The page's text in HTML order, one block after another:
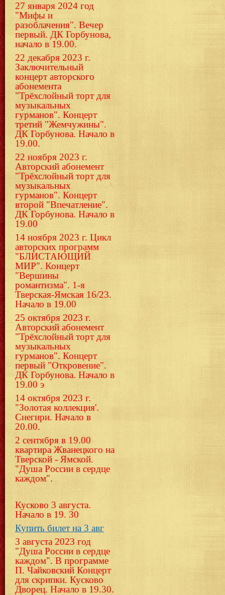
27 января 2024 год
"Мифы и
разоблачения". Вечер
первый. ДК Горбунова,
начало в 19.00.
22 декабря 2023 г.
Заключительный
концерт авторского
абонемента
"Трёхслойный торт для
музыкальных
гурманов". Концерт
третий "Жемчужины".
ДК Горбунова. Начало в
19.00.
22 ноября 2023 г.
Авторский абонемент
"Трёхслойный торт для
музыкальных
гурманов". Концерт
второй "Впечатление".
ДК Горбунова. Начало в
19.00
14 ноября 2023 г. Цикл
авторских программ
"БЛИСТАЮЩИЙ
МИР". Концерт
"Вершины
романтизма". 1-я
Тверская-Ямская 16/23.
Начало в 19.00
25 октября 2023 г.
Авторский абонемент
"Трёхслойный торт для
музыкальных
гурманов". Концерт
первый "Откровение".
ДК Горбунова. Начало в
19.00 э
14 октября 2023 г.
"Золотая коллекция'.
Снегири. Начало в
20.00.
2 сентября в 19.00
квартира Жванецкого на
Тверской - Ямской.
"Душа России в сердце
каждом".
Кусково 3 августа.
Начало в 19. 30
Купить билет на 3 авг
3 августа 2023 год
"Душа России в сердце
каждом". В программе
П. Чайковский Концерт
для скрипки. Кусково
Дворец. Начало в 19.30.